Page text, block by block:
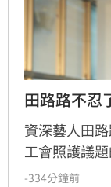
田路路不忍
資深藝人田
工會照護議
開點名演藝
-334分鐘前